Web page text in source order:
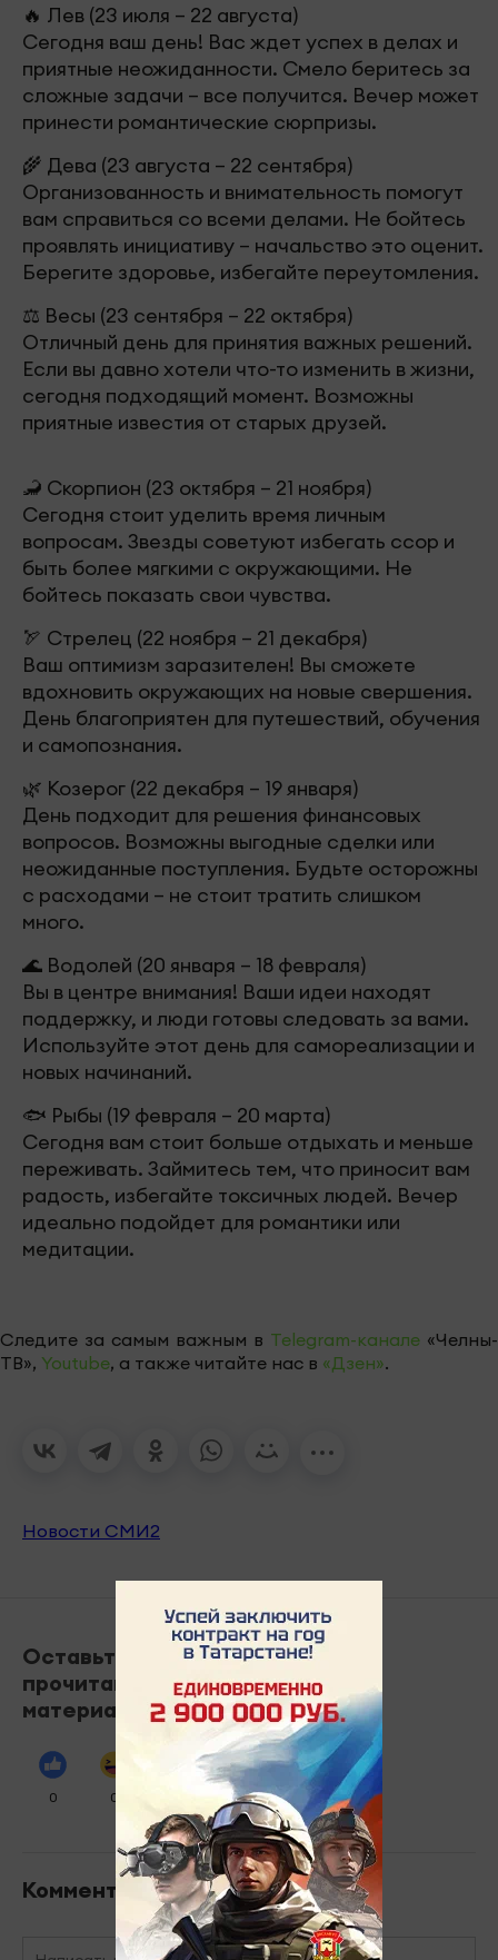
🔥 Лев (23 июля – 22 августа)
Сегодня ваш день! Вас ждет успех в делах и
приятные неожиданности. Смело беритесь за
сложные задачи – все получится. Вечер может
принести романтические сюрпризы.
🌾 Дева (23 августа – 22 сентября)
Организованность и внимательность помогут
вам справиться со всеми делами. Не бойтесь
проявлять инициативу – начальство это оценит.
Берегите здоровье, избегайте переутомления.
⚖️ Весы (23 сентября – 22 октября)
Отличный день для принятия важных решений.
Если вы давно хотели что-то изменить в жизни,
сегодня подходящий момент. Возможны
приятные известия от старых друзей.
🦂 Скорпион (23 октября – 21 ноября)
Сегодня стоит уделить время личным
вопросам. Звезды советуют избегать ссор и
быть более мягкими с окружающими. Не
бойтесь показать свои чувства.
🏹 Стрелец (22 ноября – 21 декабря)
Ваш оптимизм заразителен! Вы сможете
вдохновить окружающих на новые свершения.
День благоприятен для путешествий, обучения
и самопознания.
🌿 Козерог (22 декабря – 19 января)
День подходит для решения финансовых
вопросов. Возможны выгодные сделки или
неожиданные поступления. Будьте осторожны
с расходами – не стоит тратить слишком
много.
🌊 Водолей (20 января – 18 февраля)
Вы в центре внимания! Ваши идеи находят
поддержку, и люди готовы следовать за вами.
Используйте этот день для самореализации и
новых начинаний.
🐟 Рыбы (19 февраля – 20 марта)
Сегодня вам стоит больше отдыхать и меньше
переживать. Займитесь тем, что приносит вам
радость, избегайте токсичных людей. Вечер
идеально подойдет для романтики или
медитации.
Следите за самым важным в Telegram-канале «Челны-
ТВ», Youtube, а также читайте нас в «Дзен».
Новости СМИ2
Оставьте реакцию на
прочитанный
материал
0 0 0
Комментарии